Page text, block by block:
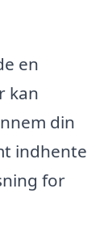
en
kan
din
indhente
for